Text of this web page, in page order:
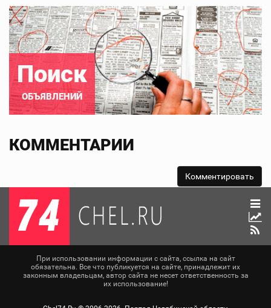
Поиск
ОБЪЯВЛЕНИЙ
КОММЕНТАРИИ
При использовании информации с сайта, ссылка на сайт
обязательна. Все что публикуется на сайте, принадлежит их
законным владельцам, автор сайта не несет ответственность за
их использование!